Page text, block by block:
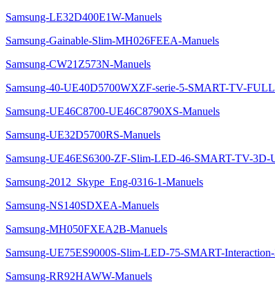
Samsung-LE32D400E1W-Manuels
Samsung-Gainable-Slim-MH026FEEA-Manuels
Samsung-CW21Z573N-Manuels
Samsung-40-UE40D5700WXZF-serie-5-SMART-TV-
Samsung-UE46C8700-UE46C8790XS-Manuels
Samsung-UE32D5700RS-Manuels
Samsung-UE46ES6300-ZF-Slim-LED-46-SMART-TV-3D-
Samsung-2012_Skype_Eng-0316-1-Manuels
Samsung-NS140SDXEA-Manuels
Samsung-MH050FXEA2B-Manuels
Samsung-UE75ES9000S-Slim-LED-75-SMART-
Samsung-RR92HAWW-Manuels